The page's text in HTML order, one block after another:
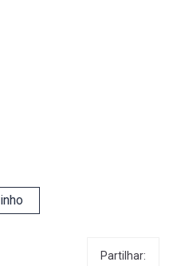
Partilhar: